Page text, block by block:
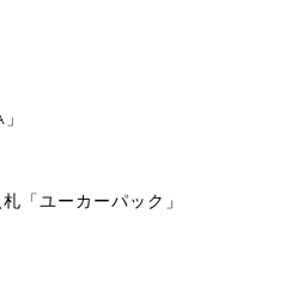
「ユーカーパック」